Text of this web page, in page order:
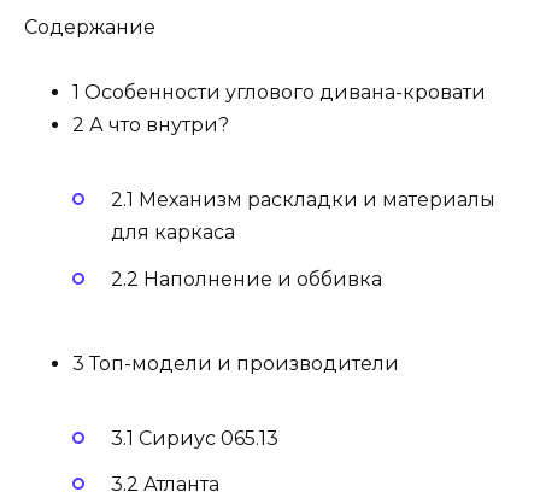
Содержание
1 Особенности углового дивана-кровати
2 А что внутри?
2.1 Механизм раскладки и материалы
для каркаса
2.2 Наполнение и оббивка
3 Топ-модели и производители
3.1 Сириус 065.13
3.2 Атланта